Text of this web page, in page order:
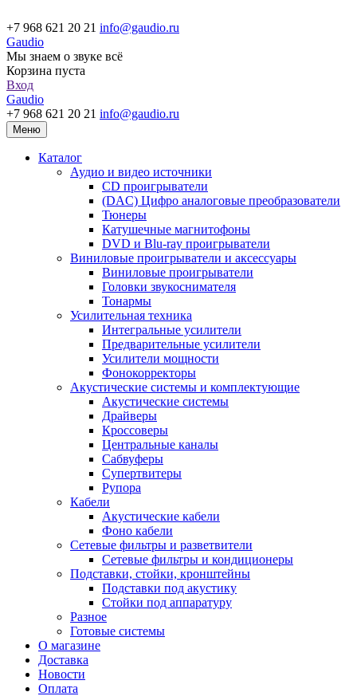
+7 968 621 20 21 info@gaudio.ru
Gaudio
Мы знаем о звуке всё
Корзина пуста
Вход
Gaudio
+7 968 621 20 21 info@gaudio.ru
Меню
Каталог
Аудио и видео источники
CD проигрыватели
(DAC) Цифро аналоговые преобразователи
Тюнеры
Катушечные магнитофоны
DVD и Blu-ray проигрыватели
Виниловые проигрыватели и аксессуары
Виниловые проигрыватели
Головки звукоснимателя
Тонармы
Усилительная техника
Интегральные усилители
Предварительные усилители
Усилители мощности
Фонокорректоры
Акустические системы и комплектующие
Акустические системы
Драйверы
Кроссоверы
Центральные каналы
Сабвуферы
Супертвитеры
Рупора
Кабели
Акустические кабели
Фоно кабели
Сетевые фильтры и разветвители
Сетевые фильтры и кондиционеры
Подставки, стойки, кронштейны
Подставки под акустику
Стойки под аппаратуру
Разное
Готовые системы
О магазине
Доставка
Новости
Оплата